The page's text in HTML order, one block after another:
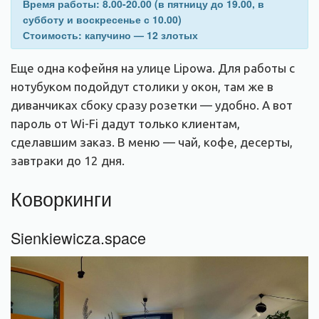
Время работы: 8.00-20.00 (в пятницу до 19.00, в
субботу и воскресенье с 10.00)
Стоимость: капучино — 12 злотых
Еще одна кофейня на улице Lipowa. Для работы с
нотубуком подойдут столики у окон, там же в
диванчиках сбоку сразу розетки — удобно. А вот
пароль от Wi-Fi дадут только клиентам,
сделавшим заказ. В меню — чай, кофе, десерты,
завтраки до 12 дня.
Коворкинги
Sienkiewicza.space